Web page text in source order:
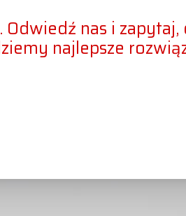
Odwiedź nas i
najlepsze